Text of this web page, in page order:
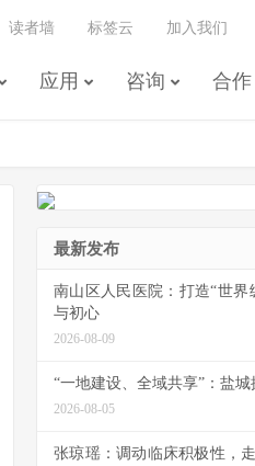
应用 咨询 合作
读者墙 标签云 加入我们
最新发布
南山区人民医院：打造“世界
与初心
2026-08-09
“一地建设、全域共享”：盐
2026-08-05
张琼瑶：调动临床积极性，